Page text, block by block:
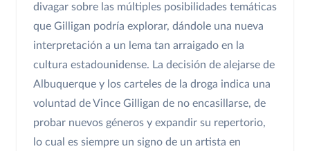
divagar sobre las múltiples posibilidades temáticas
que Gilligan podría explorar, dándole una nueva
interpretación a un lema tan arraigado en la
cultura estadounidense. La decisión de alejarse de
Albuquerque y los carteles de la droga indica una
voluntad de Vince Gilligan de no encasillarse, de
probar nuevos géneros y expandir su repertorio,
lo cual es siempre un signo de un artista en